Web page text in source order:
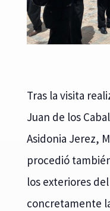
Tras la visita
Juan de los
Asidonia Jerez,
procedió
los exteriores
concretamente